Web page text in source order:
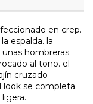
en crep.
espalda. la
hombreras
al tono. el
cruzado
look se completa